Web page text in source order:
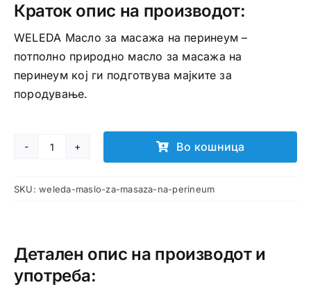
Краток опис на производот:
WELEDA Масло за масажа на перинеум –
потполно природно масло за масажа на
перинеум кој ги подготвува мајките за
породување.
WELEDA
за
перинеум
количина
Во кошница
SKU:weleda-maslo-za-masaza-na-perineum
Детален опис на производот и
употреба: